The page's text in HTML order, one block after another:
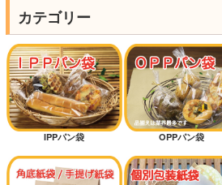
カテゴリー
IPPパン袋 OPPパン袋